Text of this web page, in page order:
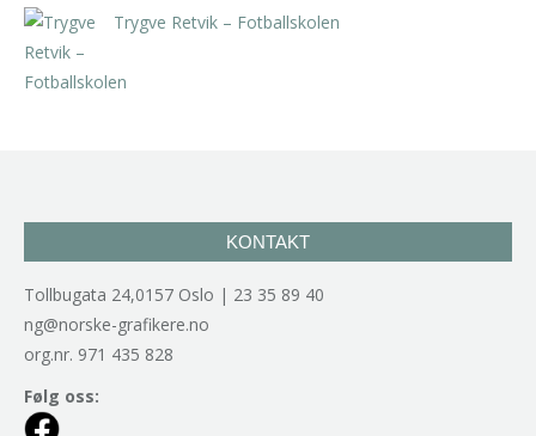
Trygve Retvik – Fotballskolen
KONTAKT
Tollbugata 24,0157 Oslo | 23 35 89 40
ng@norske-grafikere.no
org.nr. 971 435 828
Følg oss: